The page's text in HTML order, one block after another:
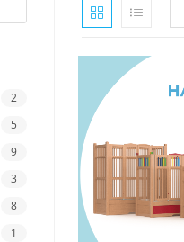
2
5
9
3
8
1